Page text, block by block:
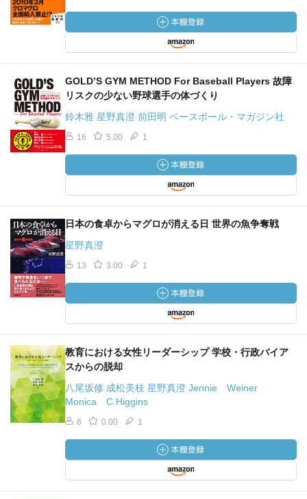
GOLD’S GYM METHOD For Baseball Players 故障
リスクの少ない野球選手の体づくり
鈴木雅 星野真澄 前田明 ベースボール・マガジン社
16 5.00 1
日本の食卓からマグロが消える日 世界の魚争奪戦
星野真澄
13 3.00 1
教育における女性リーダーシップ 学校・行政バイア
スからの脱却
八尾坂修 成松美枝 星野真澄 Jennie Weiner
Monica C.Higgins
6 0.00 1